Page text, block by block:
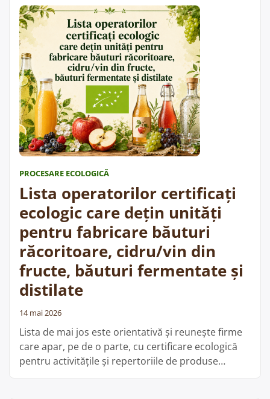
categoria depozitare fructe și legume. Din aceste
date nu rezultă …Cite;te mai departe„Lista
operatorilor
certificați
ecologic
care
dețin
unități
pentru
depozitarea
fructelor
legumelor”
PROCESARE ECOLOGICĂ
Lista operatorilor certificați
ecologic care dețin unități
pentru fabricare băuturi
răcoritoare, cidru/vin din
fructe, băuturi fermentate și
distilate
14 mai 2026
Lista de mai jos este orientativă și reunește firme
care apar, pe de o parte, cu certificare ecologică
pentru activitățile și repertoriile de produse